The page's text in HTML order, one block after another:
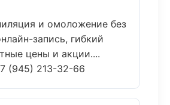
и омоложение без
запись, гибкий
цены и акции....
(945) 213-32-66